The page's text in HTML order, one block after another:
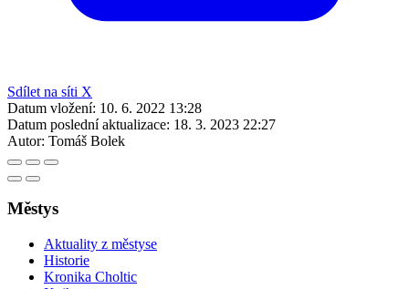
Sdílet na síti X
Datum vložení: 10. 6. 2022 13:28
Datum poslední aktualizace: 18. 3. 2023 22:27
Autor: Tomáš Bolek
Městys
Aktuality z městyse
Historie
Kronika Choltic